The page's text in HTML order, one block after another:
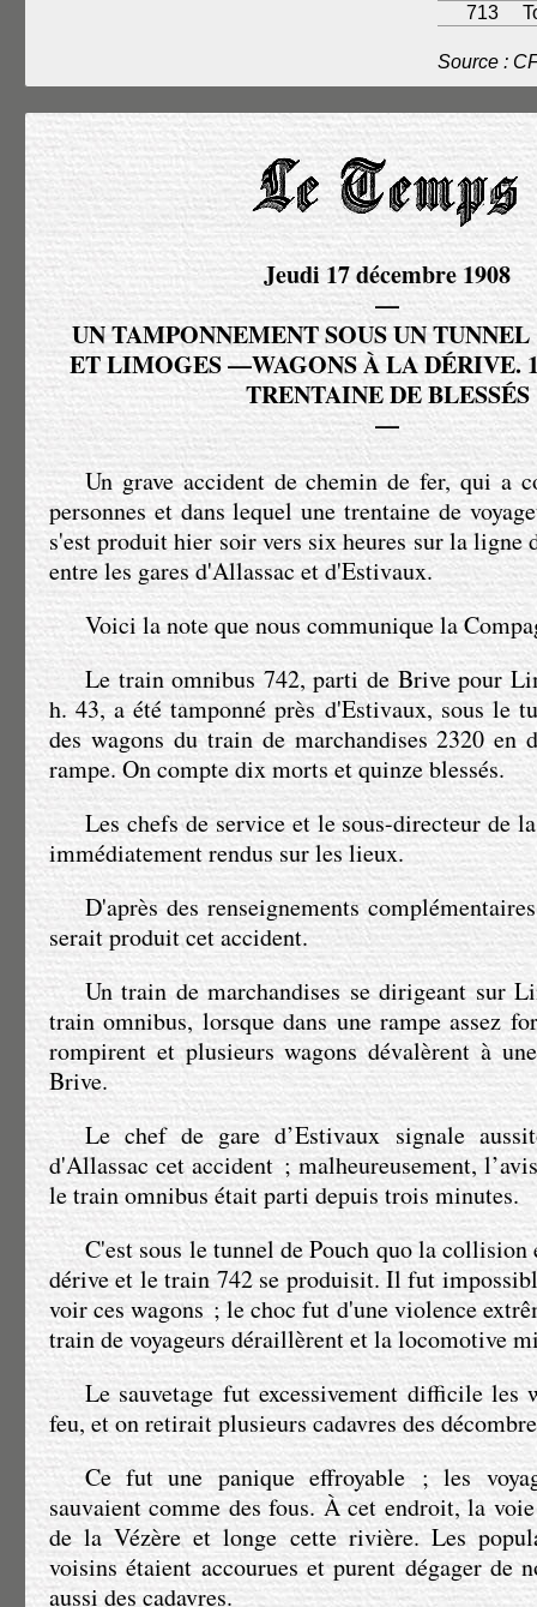
713
Source :
Jeudi 17 décembre 1908
—
UN TAMPONNEMENT SOUS UN
ET LIMOGES —WAGONS À LA DÉRIVE.
TRENTAINE DE BLESSÉS
—
Un grave accident de chemin de fer, qui a
personnes et dans lequel une trentaine de
s'est produit hier soir vers six heures sur la ligne
entre les gares d'Allassac et d'Estivaux.
Voici la note que nous communique la
Le train omnibus 742, parti de Brive pour
h. 43, a été tamponné près d'Estivaux, sous le
des wagons du train de marchandises 2320 en
rampe. On compte dix morts et quinze blessés.
Les chefs de service et le sous-directeur de
immédiatement rendus sur les lieux.
D'après des renseignements
serait produit cet accident.
Un train de marchandises se dirigeant sur
train omnibus, lorsque dans une rampe assez
rompirent et plusieurs wagons dévalèrent à
Brive.
Le chef de gare d’Estivaux signale
d'Allassac cet accident ; malheureusement,
le train omnibus était parti depuis trois minutes.
C'est sous le tunnel de Pouch quo la collision
dérive et le train 742 se produisit. Il fut
voir ces wagons ; le choc fut d'une violence
train de voyageurs déraillèrent et la locomotive
Le sauvetage fut excessivement difficile les
feu, et on retirait plusieurs cadavres des
Ce fut une panique effroyable ; les
sauvaient comme des fous. À cet endroit, la
de la Vézère et longe cette rivière. Les
voisins étaient accourues et purent dégager de
aussi des cadavres.